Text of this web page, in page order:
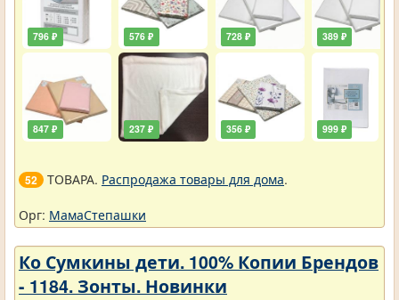
796 ₽
847 ₽
576 ₽
237 ₽
728 ₽
356 ₽
389 ₽
999 ₽
52 ТОВАРА. Распродажа товары для дома.
Орг: МамаСтепашки
Ко Сумкины дети. 100% Копии Брендов
- 1184. Зонты. Новинки